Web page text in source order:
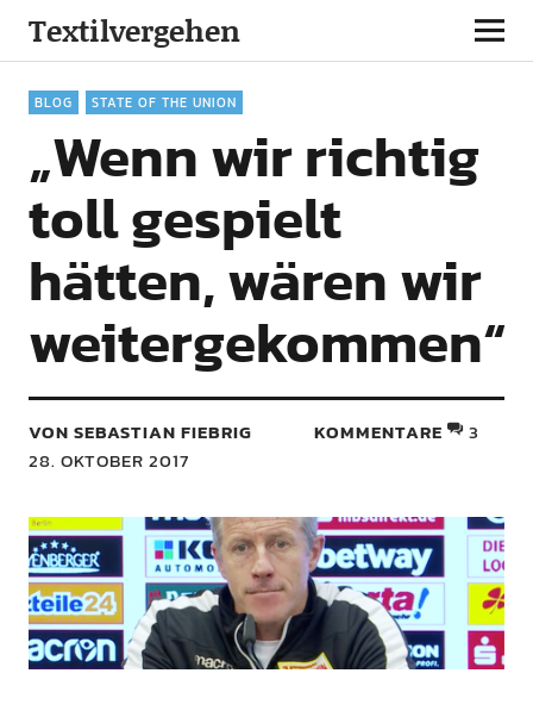
Textilvergehen
BLOG STATE OF THE UNION
„Wenn wir richtig
toll gespielt
hätten, wären wir
weitergekommen“
VON SEBASTIAN FIEBRIG
28. OKTOBER 2017
KOMMENTARE 3